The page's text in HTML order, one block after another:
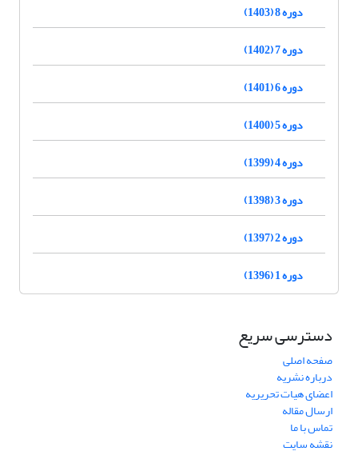
دوره 8 (1403)
دوره 7 (1402)
دوره 6 (1401)
دوره 5 (1400)
دوره 4 (1399)
دوره 3 (1398)
دوره 2 (1397)
دوره 1 (1396)
دسترسی سریع
صفحه اصلی
درباره نشریه
اعضای هیات تحریریه
ارسال مقاله
تماس با ما
نقشه سایت